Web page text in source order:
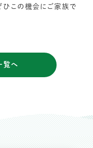
ひこの機会にご家族で
覧へ